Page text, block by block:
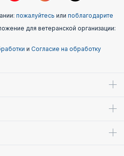
пожалуйтесь или поблагодарите
для ветеранской организации:
и Согласие на обработку